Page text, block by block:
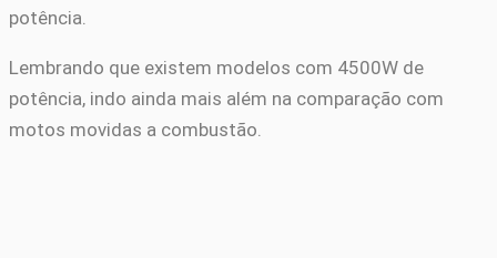
potência.
Lembrando que existem modelos com 4500W de
potência, indo ainda mais além na comparação com
motos movidas a combustão.